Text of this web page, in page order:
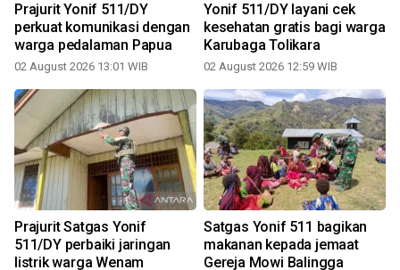
Prajurit Yonif 511/DY
perkuat komunikasi dengan
warga pedalaman Papua
02 August 2026 13:01 WIB
Yonif 511/DY layani cek
kesehatan gratis bagi warga
Karubaga Tolikara
02 August 2026 12:59 WIB
Prajurit Satgas Yonif
511/DY perbaiki jaringan
listrik warga Wenam
Satgas Yonif 511 bagikan
makanan kepada jemaat
Gereja Mowi Balingga